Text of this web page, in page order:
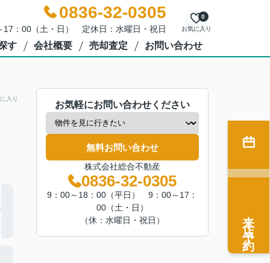
0836-32-0305
：00（土・日） 定休日：水曜日・祝日 お気に入り
0
す 会社概要 売却査定 お問い合わせ
入り
お気軽にお問い合わせください
無料お問い合わせ
株式会社総合不動産
0836-32-0305
9：00～18：00（平日） 9：00～17：
00（土・日）
（休：水曜日・祝日）
来店予約